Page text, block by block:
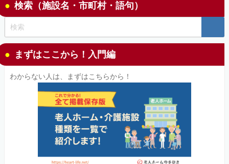
検索（施設名・市町村・語句）
まずはここから！入門編
わからない人は、まずはこちらから！